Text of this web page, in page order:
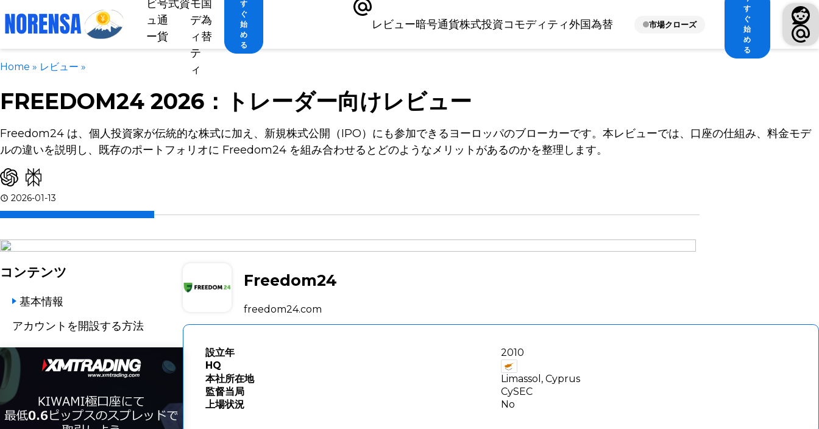
ビ
ュ
ー
号
通
貨
式資モ
デ
ィ
テ
ィ
国
為
替
す
ぐ
始
め
る
レビュー暗号通貨株式投資コモディティ外国為替 市場クローズ
す
ぐ
始
め
る
Home » レビュー »
FREEDOM24 2026：トレーダー向けレビュー
Freedom24 は、個人投資家が伝統的な株式に加え、新規株式公開（IPO）にも参加できるヨーロッパのブローカーです。本レビューでは、口座の仕組み、料金モデ
ルの違いを説明し、既存のポートフォリオに Freedom24 を組み合わせるとどのようなメリットがあるのかを整理します。
2026-01-13
コンテンツ
基本情報
アカウントを開設する方法
Freedom24
freedom24.com
設立年
2010
HQ
本社所在地
Limassol, Cyprus
監督当局
CySEC
上場状況
No